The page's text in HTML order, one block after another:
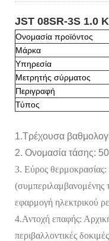
JST 08SR-3S 1.0
Ονομασία προϊόντος
Μάρκα
Υπηρεσία
Μετρητής σύρματος
Περιγραφή
Τύπος
1.Τρέχουσα
2. Ονομασία τάσης:
3. Εύρος
(συμπεριλαμβανομένης
εφαρμογή ηλεκτρικού
4.Αντοχή επαφής:
περιβαλλοντικές